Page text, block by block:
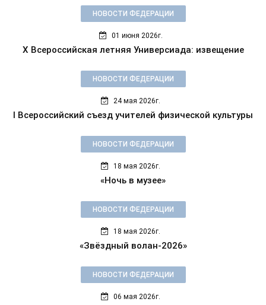
НОВОСТИ ФЕДЕРАЦИИ
01 июня 2026г.
X Всероссийская летняя Универсиада: извещение
НОВОСТИ ФЕДЕРАЦИИ
24 мая 2026г.
I Всероссийский съезд учителей физической культуры
НОВОСТИ ФЕДЕРАЦИИ
18 мая 2026г.
«Ночь в музее»
НОВОСТИ ФЕДЕРАЦИИ
18 мая 2026г.
«Звёздный волан-2026»
НОВОСТИ ФЕДЕРАЦИИ
06 мая 2026г.